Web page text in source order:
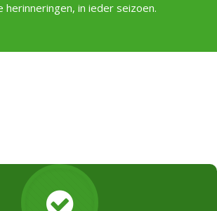
herinneringen, in ieder seizoen.